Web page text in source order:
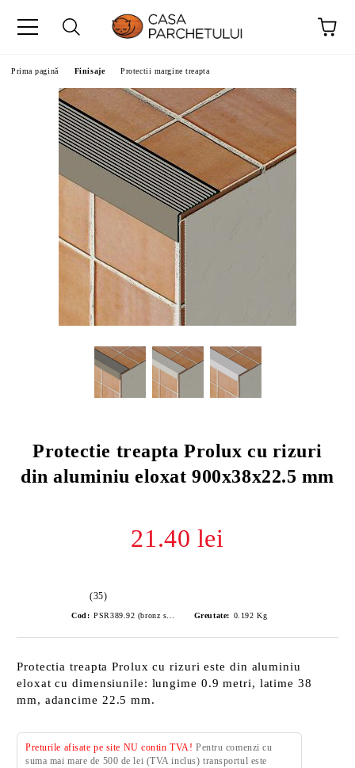
Prima pagină Finisaje Protectii margine treapta
Protectie treapta Prolux cu rizuri
din aluminiu eloxat 900x38x22.5 mm
21.40 lei
(35)
Cod: Greutate: 0.192 Kg
Protectia treapta Prolux cu rizuri este din aluminiu
eloxat cu dimensiunile: lungime 0.9 metri, latime 38
mm, adancime 22.5 mm.
Preturile afisate pe site NU contin TVA! Pentru comenzi cu
suma mai mare de 500 de lei (TVA inclus) transportul este